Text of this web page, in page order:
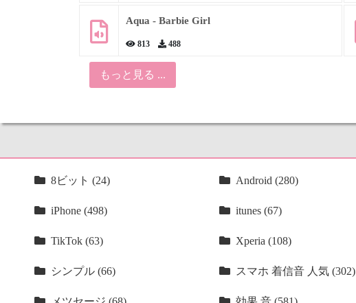
Aqua - Barbie Girl
813 488
もっと見る ...
8ビット (24) Android (280)
iPhone (498) itunes (67)
TikTok (63) Xperia (108)
シンプル (66) スマホ 着信音 人気 (302)